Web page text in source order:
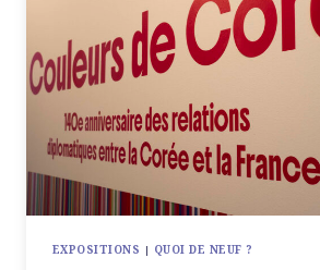
EXPOSITIONS | QUOI DE NEUF ?